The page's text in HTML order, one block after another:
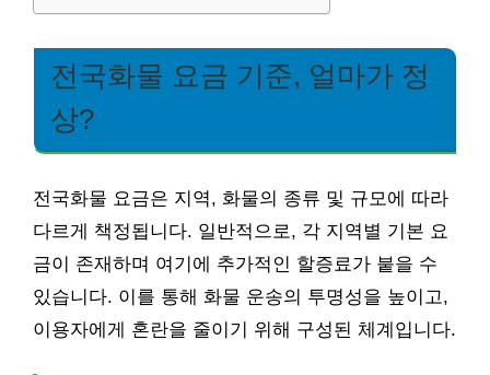
전국화물 요금 기준, 얼마가 정
상?
전국화물 요금은 지역, 화물의 종류 및 규모에 따라
다르게 책정됩니다. 일반적으로, 각 지역별 기본 요
금이 존재하며 여기에 추가적인 할증료가 붙을 수
있습니다. 이를 통해 화물 운송의 투명성을 높이고,
이용자에게 혼란을 줄이기 위해 구성된 체계입니다.